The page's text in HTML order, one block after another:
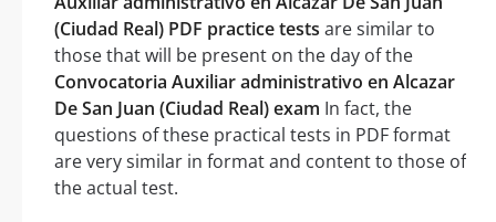
(Ciudad Real) PDF practice tests are similar to
those that will be present on the day of the
Convocatoria Auxiliar administrativo en Alcazar
De San Juan (Ciudad Real) exam In fact, the
questions of these practical tests in PDF format
are very similar in format and content to those of
the actual test.